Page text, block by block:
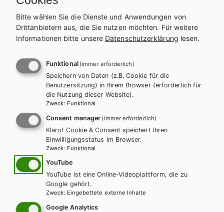
BS GEWERBLICH
Grundkenntnisse Holztechnik, Lernfelder 1
bis 4 mit CD-ROM
Bitte wählen Sie die Dienste und Anwendungen von
Drittanbietern aus, die Sie nutzen möchten. Für weitere
Informationen bitte unsere Datenschutzerklärung lesen.
Funktional (immer erforderlich)
Speichern von Daten (z.B. Cookie für die
Benutzersitzung) in Ihrem Browser (erforderlich für
die Nutzung dieser Website).
Zweck: Funktional
Consent manager (immer erforderlich)
Klaro! Cookie & Consent speichert Ihren
Einwilligungsstatus im Browser.
Zweck: Funktional
YouTube
YouTube ist eine Online-Videoplattform, die zu
Google gehört.
Zweck: Eingebettete externe Inhalte
Google Analytics